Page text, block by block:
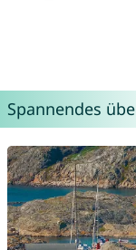
Spannendes